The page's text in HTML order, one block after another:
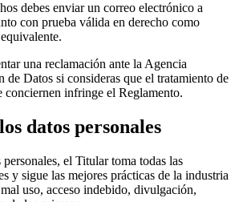
debes enviar un correo electrónico a
con prueba válida en derecho como
una reclamación ante la Agencia
de Datos si consideras que el tratamiento de
conciernen infringe el Reglamento.
datos personales
personales, el Titular toma todas las
y sigue las mejores prácticas de la industria
uso, acceso indebido, divulgación,